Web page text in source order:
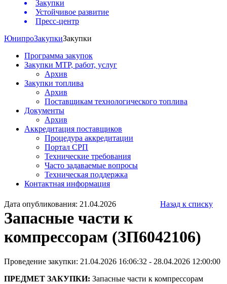
Закупки
Устойчивое развитие
Пресс-центр
ЮнипроЗакупкиЗакупки
Программа закупок
Закупки МТР, работ, услуг
Архив
Закупки топлива
Архив
Поставщикам технологического топлива
Документы
Архив
Аккредитация поставщиков
Процедура аккредитации
Портал СРП
Технические требования
Часто задаваемые вопросы
Техническая поддержка
Контактная информация
Дата опубликования: 21.04.2026 Назад к списку
Запасные части к
компрессорам (ЗП6042106)
Проведение закупки: 21.04.2026 16:06:32 - 28.04.2026 12:00:00
ПРЕДМЕТ ЗАКУПКИ: Запасные части к компрессорам